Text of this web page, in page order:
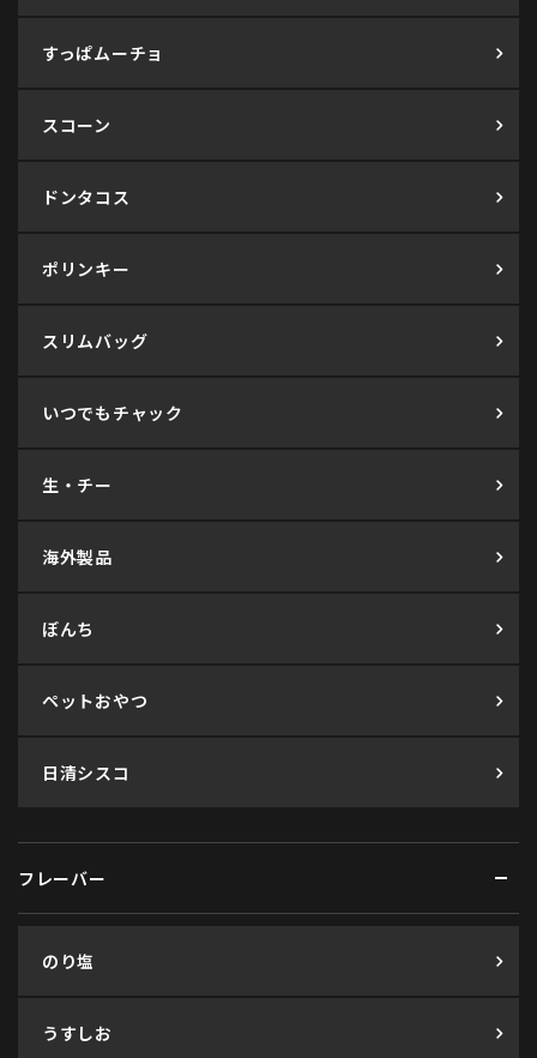
すっぱムーチョ
スコーン
ドンタコス
ポリンキー
スリムバッグ
いつでもチャック
生・チー
海外製品
ぼんち
ペットおやつ
日清シスコ
フレーバー
のり塩
うすしお